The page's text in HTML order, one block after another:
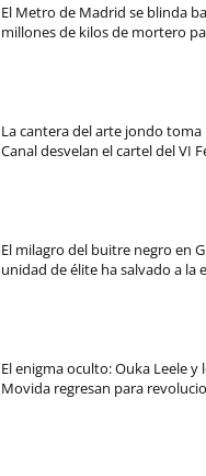
El Metro de Madrid se blinda
millones de kilos de mortero
La cantera del arte jondo
Canal desvelan el cartel del VI
El milagro del buitre negro en
unidad de élite ha salvado a la
El enigma oculto: Ouka Leele y
Movida regresan para